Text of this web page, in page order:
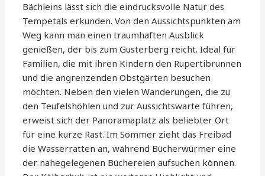
Bächleins lässt sich die eindrucksvolle Natur des
Tempetals erkunden. Von den Aussichtspunkten am
Weg kann man einen traumhaften Ausblick
genießen, der bis zum Gusterberg reicht. Ideal für
Familien, die mit ihren Kindern den Rupertibrunnen
und die angrenzenden Obstgärten besuchen
möchten. Neben den vielen Wanderungen, die zu
den Teufelshöhlen und zur Aussichtswarte führen,
erweist sich der Panoramaplatz als beliebter Ort
für eine kurze Rast. Im Sommer zieht das Freibad
die Wasserratten an, während Bücherwürmer eine
der nahegelegenen Büchereien aufsuchen können.